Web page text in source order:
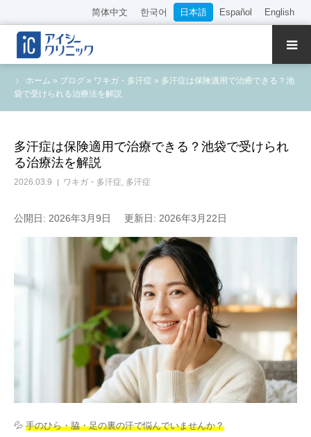
简体中文 한국어 日本語 Español English
ホーム » ブログ » ワキガ・多汗症 » 多汗症は保険適用で治療できる？池
袋で受けられる治療法を解説
多汗症は保険適用で治療できる？池袋で受けられ
る治療法を解説
2026.03.9 ワキガ・多汗症, 多汗症
公開日: 2026年3月9日 更新日: 2026年3月22日
💦 手のひら・脇・足の裏の汗で悩んでいませんか？
クリニック紹介
診療内容
WEB予約
料金表
採用情報
その他
简体中文 한국어 日本語 Español
English